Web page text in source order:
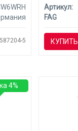
5
Артикул:
FAG
КУПИТЬ
4%